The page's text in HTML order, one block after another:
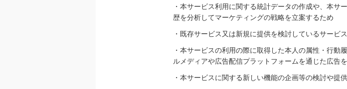
・本サービス利用に関する統計データの作成や、本サ
歴を分析してマーケティングの戦略を立案するため
・既存サービス又は新規に提供を検討しているサービ
・本サービスの利用の際に取得した本人の属性・行動
ルメディアや広告配信プラットフォームを通じた広告
・本サービスに関する新しい機能の企画等の検討や提